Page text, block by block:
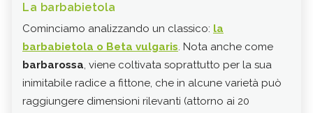
La barbabietola
Cominciamo analizzando un classico: la
barbabietola o Beta vulgaris. Nota anche come
barbarossa, viene coltivata soprattutto per la sua
inimitabile radice a fittone, che in alcune varietà può
raggiungere dimensioni rilevanti (attorno ai 20